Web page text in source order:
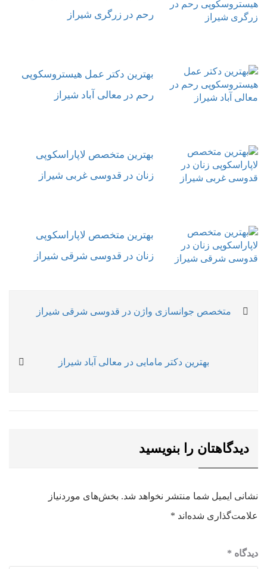
رحم در زرگری شیراز
بهترین دکتر عمل هیستروسکوپی
رحم در معالی آباد شیراز
بهترین متخصص لاپاراسکوپی
زنان در قدوسی غربی شیراز
بهترین متخصص لاپاراسکوپی
زنان در قدوسی شرقی شیراز
راهبریPrevious
متخصص جوانسازی واژن در قدوسی شرقی شیراز
Next
بهترین دکتر مامایی در معالی آباد شیراز
دیدگاهتان را بنویسید
نشانی ایمیل شما منتشر نخواهد شد. بخش‌های موردنیاز
علامت‌گذاری شده‌اند *
دیدگاه *